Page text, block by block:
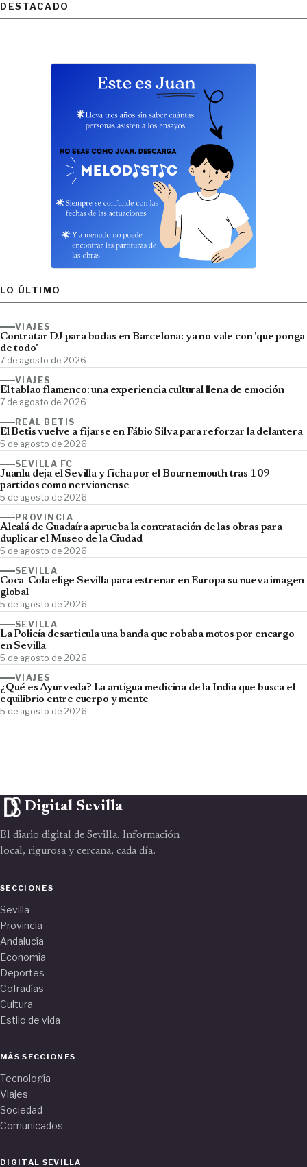
DESTACADO
LO ÚLTIMO
VIAJES
Contratar DJ para bodas en Barcelona: ya no vale con 'que ponga
de todo'
7 de agosto de 2026
VIAJES
El tablao flamenco: una experiencia cultural llena de emoción
7 de agosto de 2026
REAL BETIS
El Betis vuelve a fijarse en Fábio Silva para reforzar la delantera
5 de agosto de 2026
SEVILLA FC
Juanlu deja el Sevilla y ficha por el Bournemouth tras 109
partidos como nervionense
5 de agosto de 2026
PROVINCIA
Alcalá de Guadaíra aprueba la contratación de las obras para
duplicar el Museo de la Ciudad
5 de agosto de 2026
SEVILLA
Coca-Cola elige Sevilla para estrenar en Europa su nueva imagen
global
5 de agosto de 2026
SEVILLA
La Policía desarticula una banda que robaba motos por encargo
en Sevilla
5 de agosto de 2026
VIAJES
¿Qué es Ayurveda? La antigua medicina de la India que busca el
equilibrio entre cuerpo y mente
5 de agosto de 2026
Digital Sevilla
El diario digital de Sevilla. Información
local, rigurosa y cercana, cada día.
SECCIONES
Sevilla
Provincia
Andalucía
Economía
Deportes
Cofradías
Cultura
Estilo de vida
MÁS SECCIONES
Tecnología
Viajes
Sociedad
Comunicados
DIGITAL SEVILLA